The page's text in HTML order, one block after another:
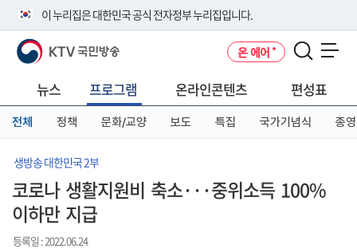
이 누리집은 대한민국 공식 전자정부 누리집입니다.
공식 누리집 주소 확인하기
니다.
이밖에 or.kr 또는 .kr등 다른 도메인 주소를 사용하고 있다면 아래 URL에
서 도메인 주소를 확인해 보세요
KTV 국민방송 온 에어
뉴스 프로그램 온라인콘텐츠 편성표
전체 정책 문화/교양 보도 특집 국가기념식 종영
생방송 대한민국 2부
코로나 생활지원비 축소···중위소득 100%
이하만 지급
등록일 : 2022.06.24